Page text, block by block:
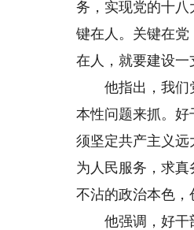
务，实现党的十
键在人。关键在
在人，就要建设一
他指出，我们党
本性问题来抓。
须坚定共产主义
为人民服务，求
不沾的政治本色，
他强调，好干部